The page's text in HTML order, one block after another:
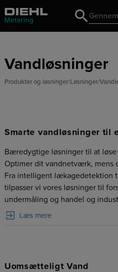
Search
Search
Vandløsninger
Produkter og løsninger Løsninger
Smarte vandløsninger til
Bæredygtige løsninger til at
Optimer dit vandnetværk, mens
Fra intelligent lækagedetektion
tilpasser vi vores løsninger til
undermåling og handel og
Læs mere
Uomsætteligt Vand